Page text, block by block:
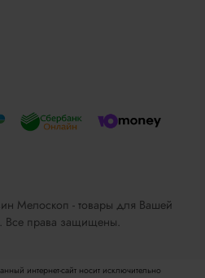
Мелоскоп - товары для Вашей
Все права защищены.
интернет-сайт носит исключительно